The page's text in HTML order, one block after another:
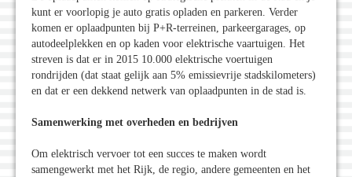
kunt er voorlopig je auto gratis opladen en parkeren. Verder
komen er oplaadpunten bij P+R-terreinen, parkeergarages, op
autodeelplekken en op kaden voor elektrische vaartuigen. Het
streven is dat er in 2015 10.000 elektrische voertuigen
rondrijden (dat staat gelijk aan 5% emissievrije stadskilometers)
en dat er een dekkend netwerk van oplaadpunten in de stad is.
Samenwerking met overheden en bedrijven
Om elektrisch vervoer tot een succes te maken wordt
samengewerkt met het Rijk, de regio, andere gemeenten en het